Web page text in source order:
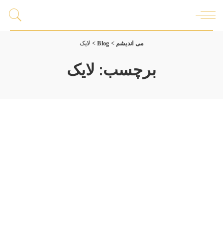
می اندیشم >
Blog
> لایک
برچسب: لایک